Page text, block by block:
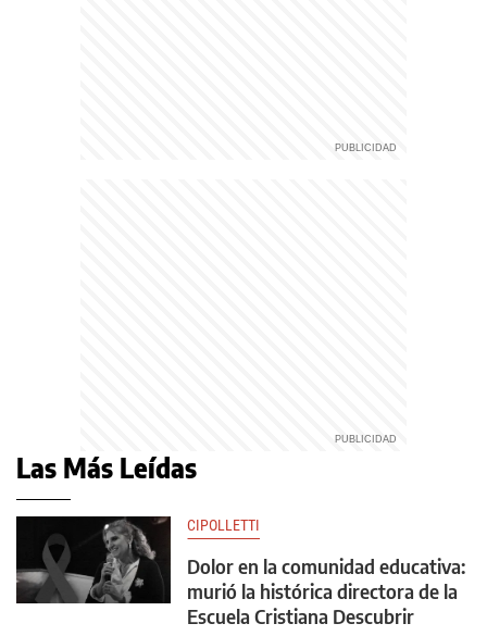
Las Más Leídas
CIPOLLETTI
Dolor en la comunidad educativa:
murió la histórica directora de la
Escuela Cristiana Descubrir